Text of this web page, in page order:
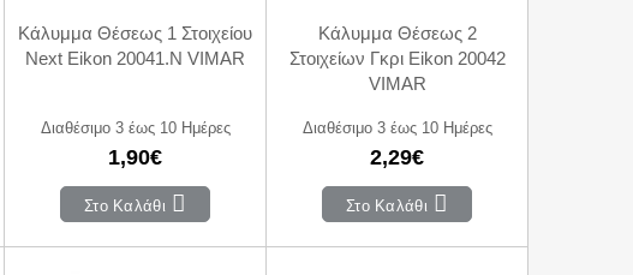
Κάλυμμα Θέσεως 1 Στοιχείου
Next Eikon 20041.N VIMAR
Διαθέσιμο 3 έως 10 Ημέρες
1,90€
Στο Καλάθι
Κάλυμμα Θέσεως 2
Στοιχείων Γκρι Eikon 20042
VIMAR
Διαθέσιμο 3 έως 10 Ημέρες
2,29€
Στο Καλάθι